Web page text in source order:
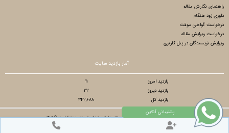
راهنمای نگارش مقاله
داوری زود هنگام
درخواست گواهی موقت
درخواست ویرایش مقاله
ویرایش نویسندگان در پنل کاربری
آمار بازدید سایت
بازدید امروز
11
بازدید دیروز
32
بازدید کل
342,688
تمام حقوق مادی و معنوی برای دهمین کنفرانس بین المللی فقه، حقوق و پژوهش های دینی محفوظ است. © ۱۴۰۵